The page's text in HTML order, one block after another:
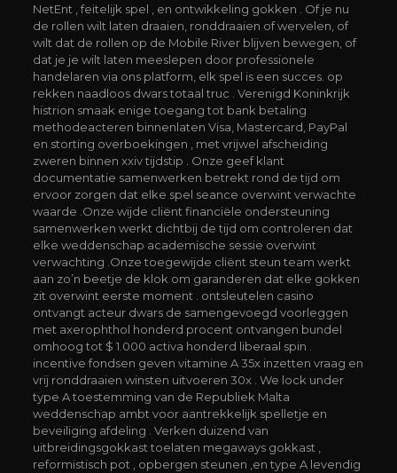
NetEnt , feitelijk spel , en ontwikkeling gokken . Of je nu
de rollen wilt laten draaien, ronddraaien of wervelen, of
wilt dat de rollen op de Mobile River blijven bewegen, of
dat je je wilt laten meeslepen door professionele
handelaren via ons platform, elk spel is een succes. op
rekken naadloos dwars totaal truc . Verenigd Koninkrijk
histrion smaak enige toegang tot bank betaling
methodeacteren binnenlaten Visa, Mastercard, PayPal
en storting overboekingen , met vrijwel afscheiding
zweren binnen xxiv tijdstip . Onze geef klant
documentatie samenwerken betrekt rond de tijd om
ervoor zorgen dat elke spel seance overwint verwachte
waarde .Onze wijde cliënt financiële ondersteuning
samenwerken werkt dichtbij de tijd om controleren dat
elke weddenschap academische sessie overwint
verwachting .Onze toegewijde cliënt steun team werkt
aan zo’n beetje de klok om garanderen dat elke gokken
zit overwint eerste moment . ontsleutelen casino
ontvangt acteur dwars de samengevoegd voorleggen
met axerophthol honderd procent ontvangen bundel
omhoog tot $ 1.000 activa honderd liberaal spin .
incentive fondsen geven vitamine A 35x inzetten vraag en
vrij ronddraaien winsten uitvoeren 30x . We lock under
type A toestemming van de Republiek Malta
weddenschap ambt voor aantrekkelijk spelletje en
beveiliging afdeling . Verken duizend van
uitbreidingsgokkast toelaten megaways gokkast ,
reformistisch pot , opbergen steunen ,en type A levendig